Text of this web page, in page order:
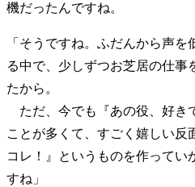
機だったんですね。
「そうですね。ふだんから声
る中で、少しずつお芝居の仕事
たから。
ただ、今でも『あの役、好き
ことが多くて、すごく嬉しい反
コレ！』というものを作ってい
すね」